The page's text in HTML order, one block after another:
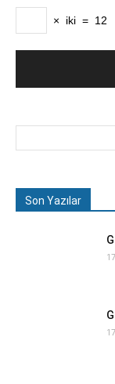
× iki = 12
Son Yazılar